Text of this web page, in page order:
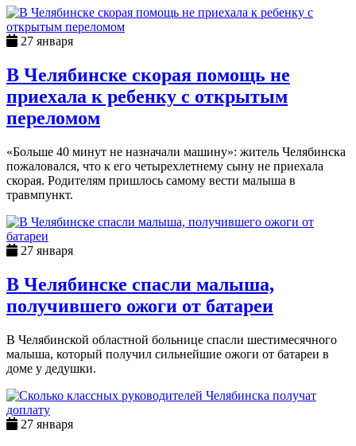
27 января
В Челябинске скорая помощь не
приехала к ребенку с открытым
переломом
«Больше 40 минут не назначали машину»: житель Челябинска
пожаловался, что к его четырехлетнему сыну не приехала
скорая. Родителям пришлось самому вести малыша в
травмпункт.
27 января
В Челябинске спасли малыша,
получившего ожоги от батареи
В Челябинской областной больнице спасли шестимесячного
малыша, который получил сильнейшие ожоги от батареи в
доме у дедушки.
27 января